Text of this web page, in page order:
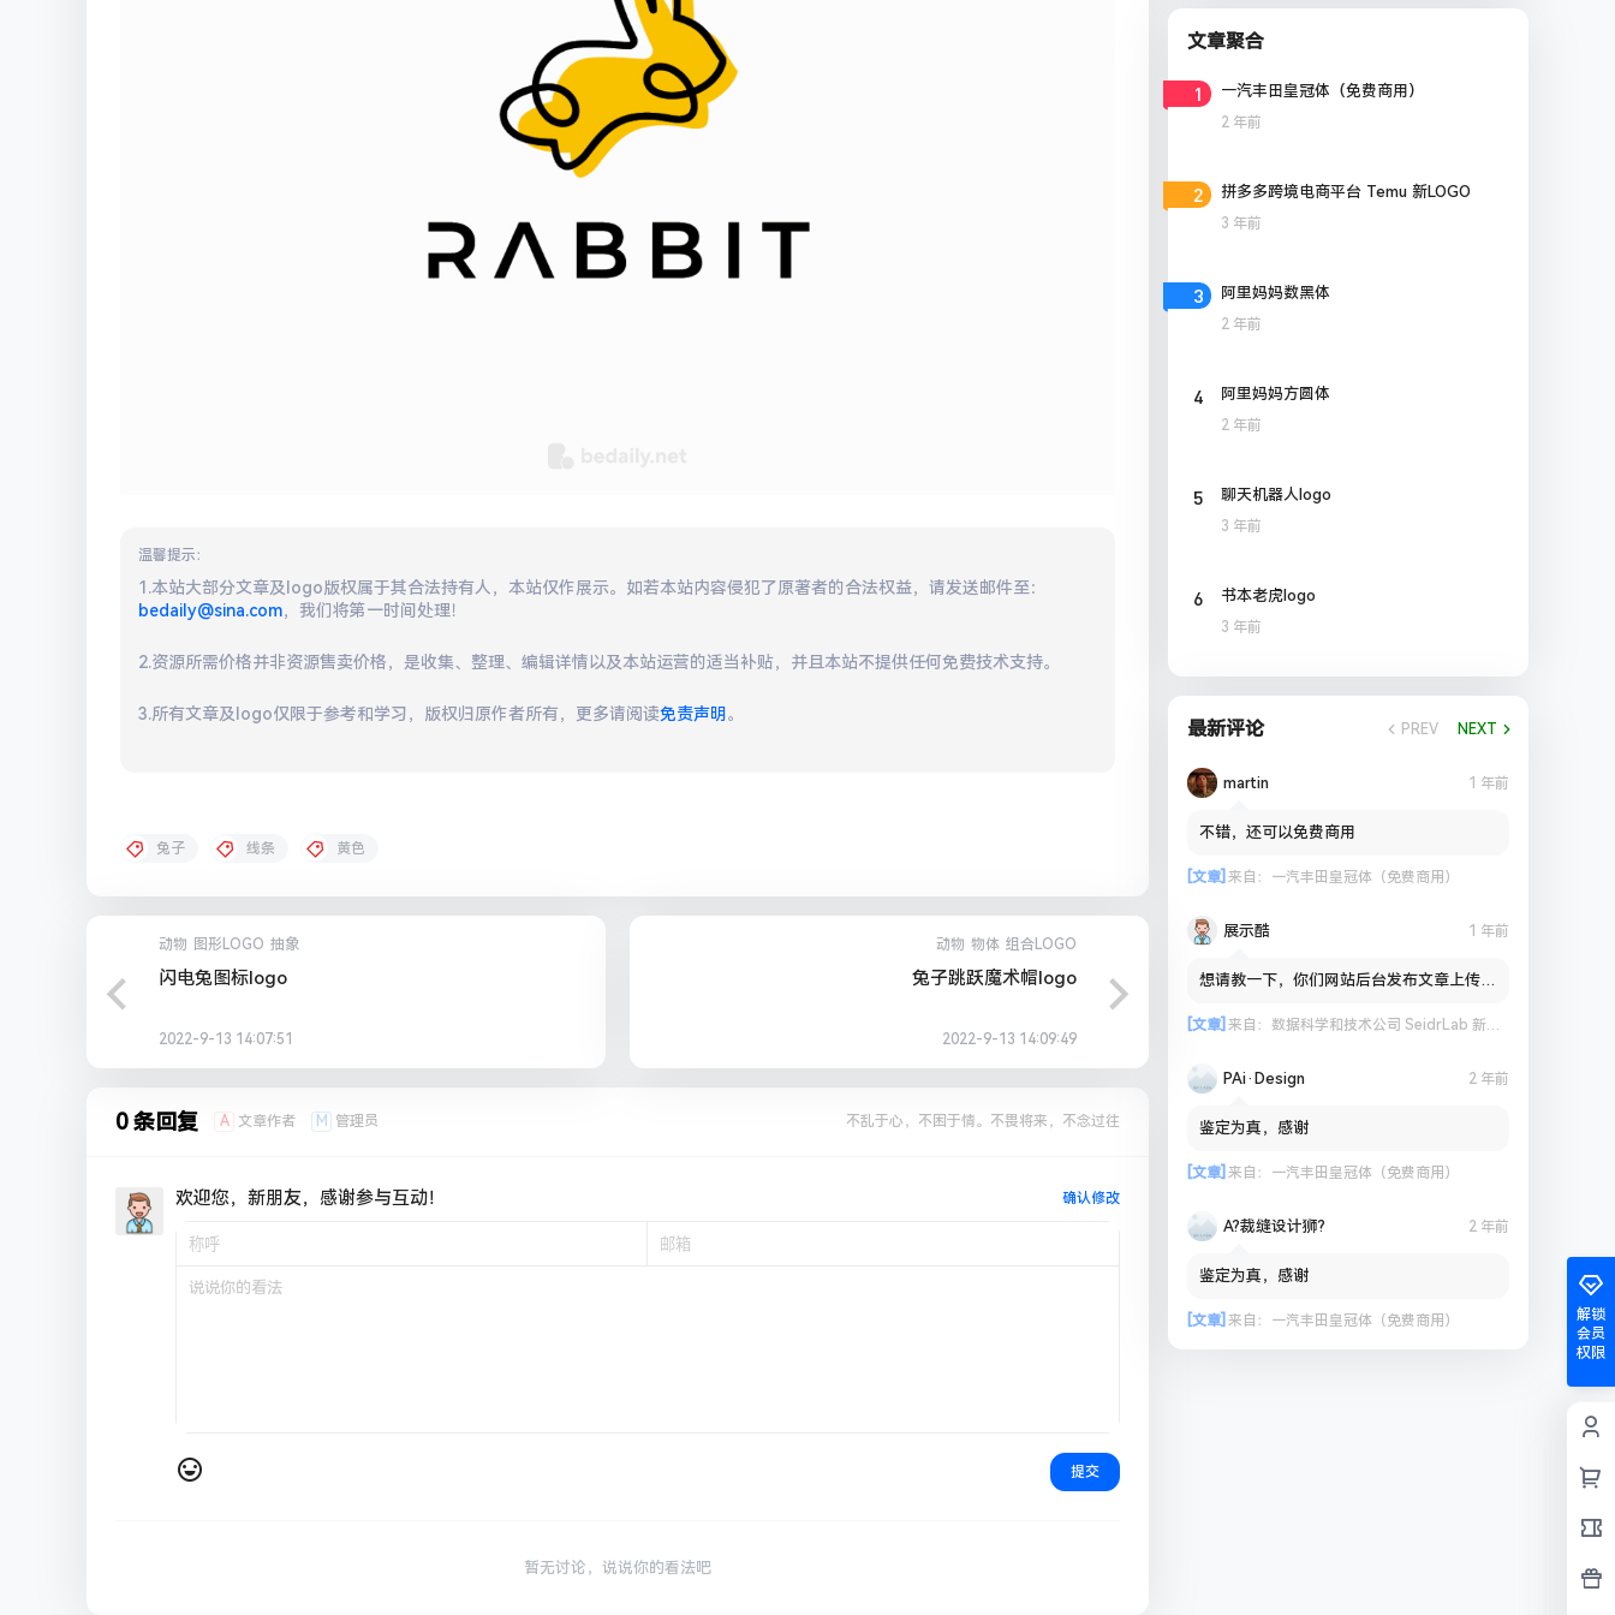
温馨提示：
1.本站大部分文章及logo版权属于其合法持有人，本站仅作展示。如若本站内容侵犯了原著者的合法权益，请发送邮件至：
bedaily@sina.com，我们将第一时间处理！
2.资源所需价格并非资源售卖价格，是收集、整理、编辑详情以及本站运营的适当补贴，并且本站不提供任何免费技术支持。
3.所有文章及logo仅限于参考和学习，版权归原作者所有，更多请阅读免责声明 。
兔子 线条 黄色
动物 图形LOGO 抽象
闪电兔图标logo
2022-9-13 14:07:51
动物 物体 组合LOGO
兔子跳跃魔术帽logo
2022-9-13 14:09:49
0 条回复 A 文章作者 M 管理员 不乱于心，不困于情。不畏将来，不念过往
欢迎您，新朋友，感谢参与互动！ 确认修改
提交
暂无讨论，说说你的看法吧
文章聚合
1 一汽丰田皇冠体（免费商用）
2 年前
2 拼多多跨境电商平台 Temu 新LOGO
3 年前
3 阿里妈妈数黑体
2 年前
4 阿里妈妈方圆体
2 年前
5 聊天机器人logo
3 年前
6 书本老虎logo
3 年前
最新评论 PREV NEXT
martin 1 年前
不错，还可以免费商用
[文章] 来自： 一汽丰田皇冠体（免费商用）
展示酷 1 年前
想请教一下，你们网站后台发布文章上传图
[文章] 来自： 数据科学和技术公司 SeidrLab 新标志
PAi·Design 2 年前
鉴定为真，感谢
[文章] 来自： 一汽丰田皇冠体（免费商用）
A?裁缝设计狮? 2 年前
鉴定为真，感谢
[文章] 来自： 一汽丰田皇冠体（免费商用）
解锁
会员
权限